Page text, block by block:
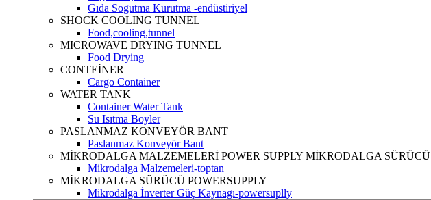
Gıda Sogutma Kurutma -endüstiriyel
SHOCK COOLING TUNNEL
Food,cooling,tunnel
MICROWAVE DRYING TUNNEL
Food Drying
CONTEİNER
Cargo Container
WATER TANK
Container Water Tank
Su Isıtma Boyler
PASLANMAZ KONVEYÖR BANT
Paslanmaz Konveyör Bant
MİKRODALGA MALZEMELERİ POWER SUPPLY MİKRODALGA SÜRÜCÜ
Mikrodalga Malzemeleri-toptan
MİKRODALGA SÜRÜCÜ POWERSUPPLY
Mikrodalga İnverter Güç Kaynagı-powersuplly